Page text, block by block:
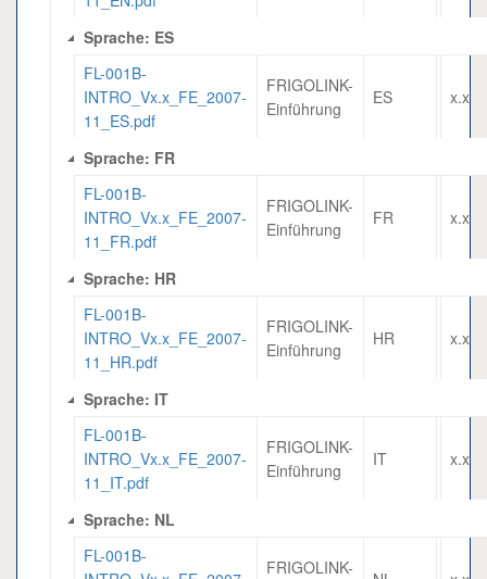
Sprache: ES
FL-001B-
INTRO_Vx.x_FE_2007-
11_ES.pdf
FRIGOLINK-
Einführung
ES x.x
Sprache: FR
FL-001B-
INTRO_Vx.x_FE_2007-
11_FR.pdf
FRIGOLINK-
Einführung
FR x.x
Sprache: HR
FL-001B-
INTRO_Vx.x_FE_2007-
11_HR.pdf
FRIGOLINK-
Einführung
HR x.x
Sprache: IT
FL-001B-
INTRO_Vx.x_FE_2007-
11_IT.pdf
FRIGOLINK-
Einführung
IT x.x
Sprache: NL
FL-001B-
FRIGOLINK-